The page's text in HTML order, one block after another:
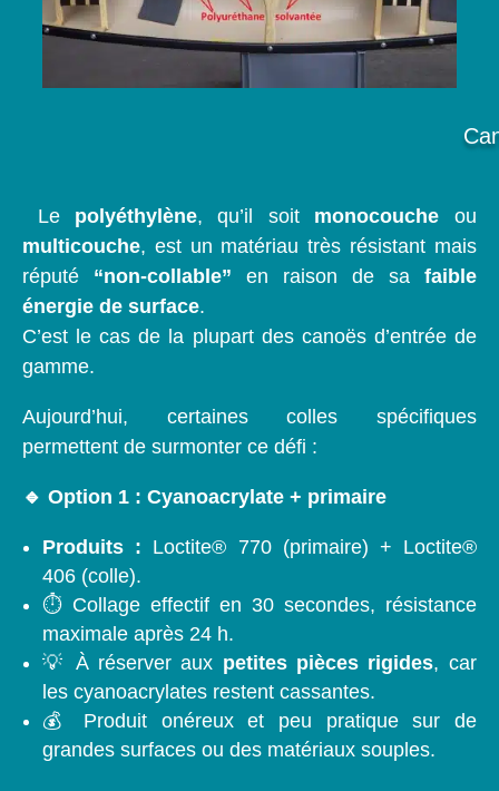
Le polyéthylène, qu’il soit monocouche ou
multicouche, est un matériau très résistant mais
réputé “non-collable” en raison de sa faible
énergie de surface.
C’est le cas de la plupart des canoës d’entrée de
gamme.
Aujourd’hui, certaines colles spécifiques
permettent de surmonter ce défi :
🔹 Option 1 : Cyanoacrylate + primaire
Produits : Loctite® 770 (primaire) + Loctite®
406 (colle).
⏱️ Collage effectif en 30 secondes, résistance
maximale après 24 h.
💡 À réserver aux petites pièces rigides, car
les cyanoacrylates restent cassantes.
💰 Produit onéreux et peu pratique sur de
grandes surfaces ou des matériaux souples.